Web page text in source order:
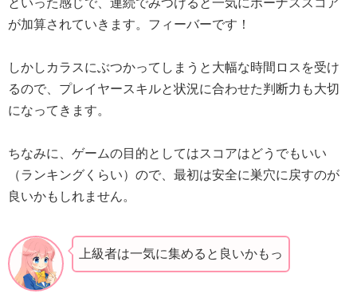
といった感じで、連続でみつけると一気にボーナススコア
が加算されていきます。フィーバーです！
しかしカラスにぶつかってしまうと大幅な時間ロスを受け
るので、プレイヤースキルと状況に合わせた判断力も大切
になってきます。
ちなみに、ゲームの目的としてはスコアはどうでもいい
（ランキングくらい）ので、最初は安全に巣穴に戻すのが
良いかもしれません。
上級者は一気に集めると良いかもっ